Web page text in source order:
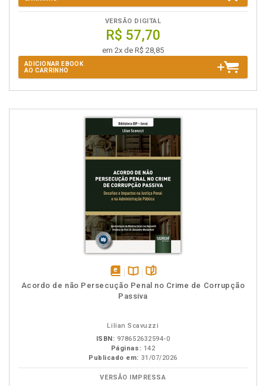
VERSÃO DIGITAL
R$ 57,70
em 2x de R$ 28,85
ADICIONAR EBOOK
AO CARRINHO
disponível
em
Disponível
na
páginas
Acordo de não Persecução Penal no Crime de Corrupção
Passiva
Lilian Scavuzzi
ISBN: 978652632594-0
Páginas: 142
Publicado em: 31/07/2026
VERSÃO IMPRESSA